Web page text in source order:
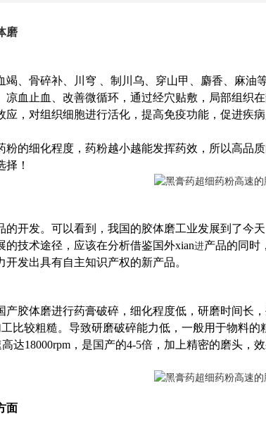
磨
竭、骨碎补、川穹 、制川乌、穿山甲、麝香、麻油
凉血止血、改善微循环，通过经穴贴敷，局部组织
，对组织细胞进行活化，提高免疫功能，促进疾病
粉的细化程度，药粉越小越能发挥药效，所以高品
！
的开发。可以看到，我国的胶体磨工业发展到了今
的技术途径，应该在分析借鉴国外xian进产品的同时
发出具有自主知识产权的新产品。
产胶体磨进行药膏破碎，细化程度低，研磨时间长
比较粗糙。导致研磨破碎能力低，一般用于物料
达18000rpm，是国产的4-5倍，加上精密的磨头，
面